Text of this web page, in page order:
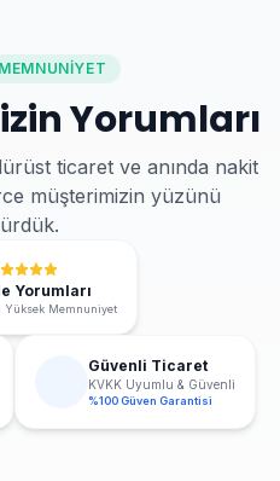
Yorumları
ticaret ve anında nakit
müşterimizin yüzünü
Yorumları
Yüksek Memnuniyet
Güvenli Ticaret
KVKK Uyumlu & Güvenli
%100 Güven Garantisi